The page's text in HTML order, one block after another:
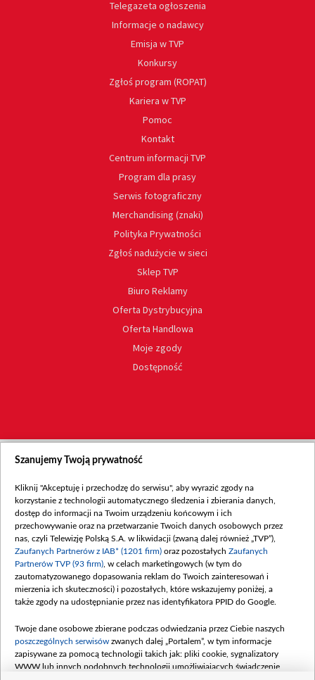
Telegazeta ogłoszenia
Informacje o nadawcy
Emisja w TVP
Konkursy
Zgłoś program (ROPAT)
Kariera w TVP
Pomoc
Kontakt
Centrum informacji TVP
Program dla prasy
Serwis fotograficzny
Merchandising (znaki)
Polityka Prywatności
Zgłoś nadużycie w sieci
Sklep TVP
Biuro Reklamy
Oferta Dystrybucyjna
Oferta Handlowa
Moje zgody
Dostępność
Szanujemy Twoją prywatność
Kliknij "Akceptuję i przechodzę do serwisu", aby wyrazić zgody na
korzystanie z technologii automatycznego śledzenia i zbierania danych,
dostęp do informacji na Twoim urządzeniu końcowym i ich
przechowywanie oraz na przetwarzanie Twoich danych osobowych przez
nas, czyli Telewizję Polską S.A. w likwidacji (zwaną dalej również „TVP”),
Zaufanych Partnerów z IAB* (1201 firm) oraz pozostałych Zaufanych
Partnerów TVP (93 firm) , w celach marketingowych (w tym do
zautomatyzowanego dopasowania reklam do Twoich zainteresowań i
mierzenia ich skuteczności) i pozostałych, które wskazujemy poniżej, a
także zgody na udostępnianie przez nas identyfikatora PPID do Google.
Twoje dane osobowe zbierane podczas odwiedzania przez Ciebie naszych
poszczególnych serwisów zwanych dalej „Portalem”, w tym informacje
zapisywane za pomocą technologii takich jak: pliki cookie, sygnalizatory
WWW lub innych podobnych technologii umożliwiających świadczenie